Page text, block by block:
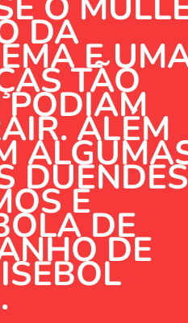
DA
E
TÃO
PODIAM
ALÉM
DUENDES
E
DE
DE